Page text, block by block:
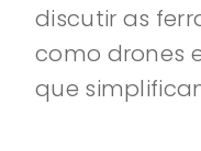
discutir as
como drones
que